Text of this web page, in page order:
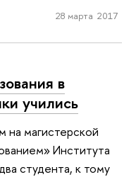
28 марта 2017
в
учились
на магистерской
Института
студента, к тому